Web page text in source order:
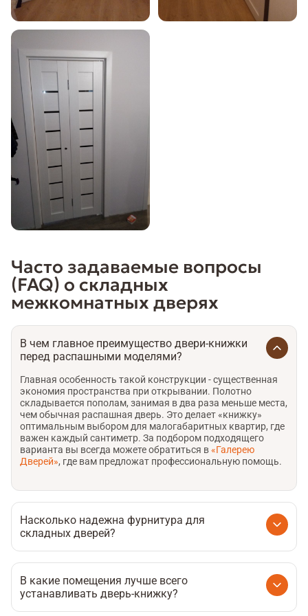
Часто задаваемые вопросы
(FAQ) о складных
межкомнатных дверях
В чем главное преимущество двери-книжки
перед распашными моделями?
Главная особенность такой конструкции - существенная
экономия пространства при открывании. Полотно
складывается пополам, занимая в два раза меньше места,
чем обычная распашная дверь. Это делает «книжку»
оптимальным выбором для малогабаритных квартир, где
важен каждый сантиметр. За подбором подходящего
варианта вы всегда можете обратиться в«Галерею
Дверей», где вам предложат профессиональную помощь.
Насколько надежна фурнитура для
складных дверей?
рассчитанных на тысячи циклов открывания. Чтобы
система прослужила долго, важно обращать внимание на:
В какие помещения лучше всего
устанавливать дверь-книжку?